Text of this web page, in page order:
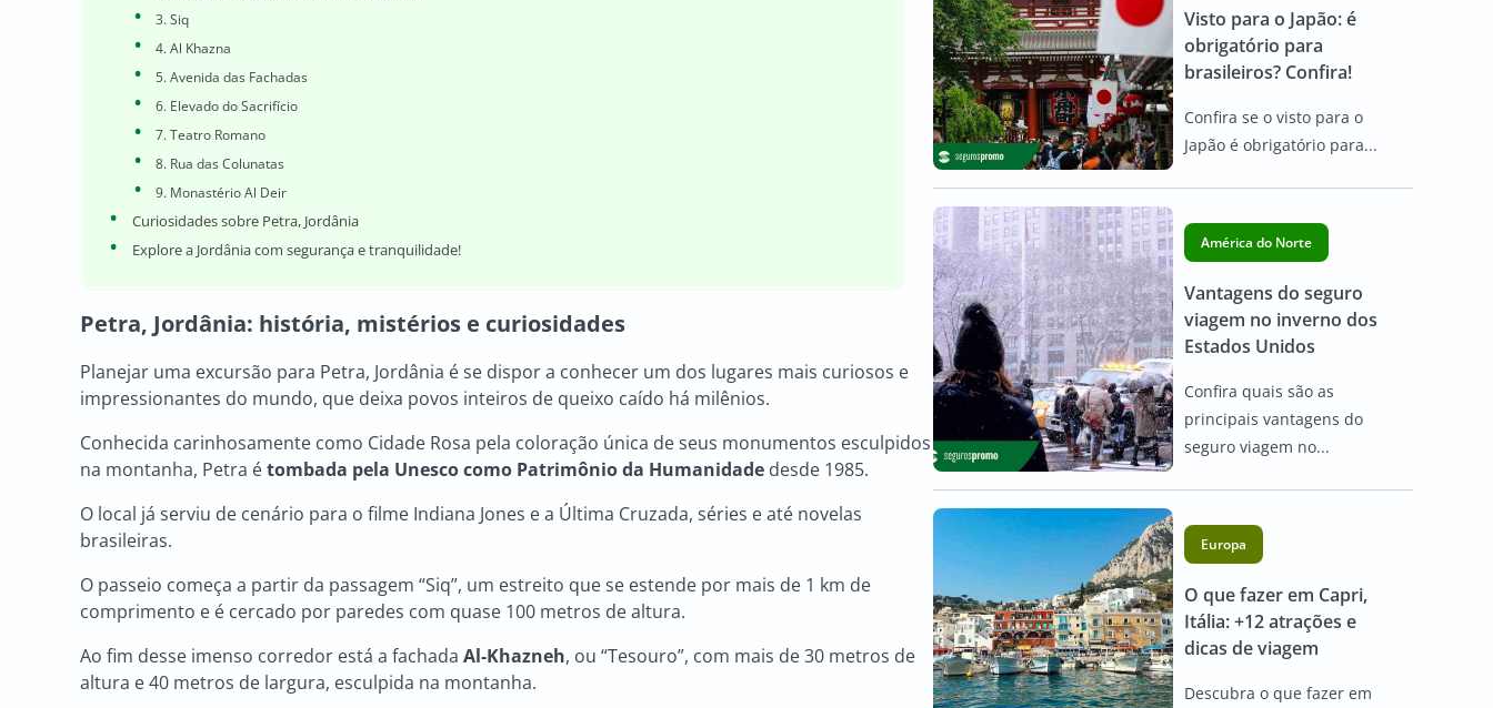
3. Siq
4. Al Khazna
5. Avenida das Fachadas
6. Elevado do Sacrifício
7. Teatro Romano
8. Rua das Colunatas
9. Monastério Al Deir
Curiosidades sobre Petra, Jordânia
Explore a Jordânia com segurança e tranquilidade!
Petra, Jordânia: história, mistérios e curiosidades
Planejar uma excursão para Petra, Jordânia é se dispor a conhecer um dos lugares mais curiosos e
impressionantes do mundo, que deixa povos inteiros de queixo caído há milênios.
Conhecida carinhosamente como Cidade Rosa pela coloração única de seus monumentos esculpidos
na montanha, Petra étombada pela Unesco como Patrimônio da Humanidade desde 1985.
O local já serviu de cenário para o filme Indiana Jones e a Última Cruzada, séries e até novelas
brasileiras.
O passeio começa a partir da passagem “Siq”, um estreito que se estende por mais de 1 km de
comprimento e é cercado por paredes com quase 100 metros de altura.
Ao fim desse imenso corredor está a fachada Al-Khazneh, ou “Tesouro”, com mais de 30 metros de
altura e 40 metros de largura, esculpida na montanha.
Visto para o Japão: é
obrigatório para
brasileiros? Confira!
Confira se o visto para o
Japão é obrigatório para...
América do Norte
Vantagens do seguro
viagem no inverno dos
Estados Unidos
Confira quais são as
principais vantagens do
seguro viagem no...
Europa
O que fazer em Capri,
Itália: +12 atrações e
dicas de viagem
Descubra o que fazer em